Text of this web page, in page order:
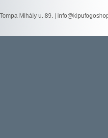
Mihály u. 89. |